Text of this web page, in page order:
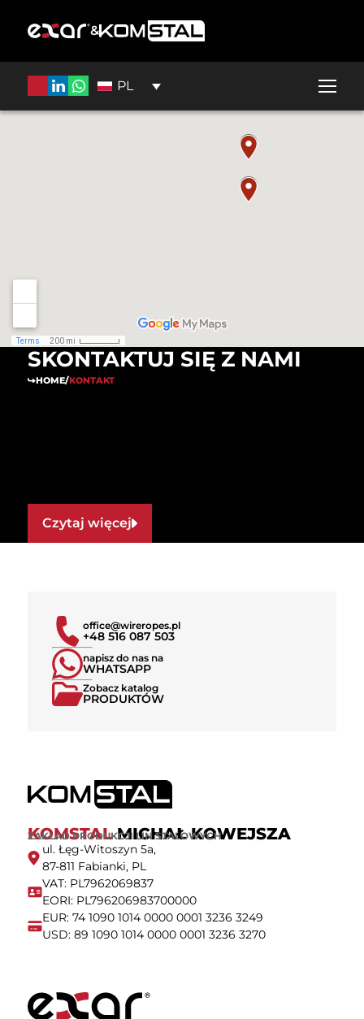
&
PL
SKONTAKTUJ SIĘ Z NAMI
HOME/KONTAKT
Czytaj więcej
office@wireropes.pl
+48 516 087 503
napisz do nas na
WHATSAPP
Zobacz katalog
PRODUKTÓW
KOMSTALMICHAŁ KOWEJSZA
ZAKŁAD PRODUKCJI LIN STALOWYCH
ul. Łęg-Witoszyn 5a,
87-811 Fabianki, PL
VAT: PL7962069837
EORI: PL796206983700000
EUR: 74 1090 1014 0000 0001 3236 3249
USD: 89 1090 1014 0000 0001 3236 3270